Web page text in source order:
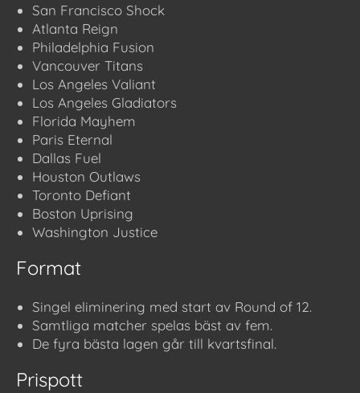
San Francisco Shock
Atlanta Reign
Philadelphia Fusion
Vancouver Titans
Los Angeles Valiant
Los Angeles Gladiators
Florida Mayhem
Paris Eternal
Dallas Fuel
Houston Outlaws
Toronto Defiant
Boston Uprising
Washington Justice
Format
Singel eliminering med start av Round of 12.
Samtliga matcher spelas bäst av fem.
De fyra bästa lagen går till kvartsfinal.
Prispott